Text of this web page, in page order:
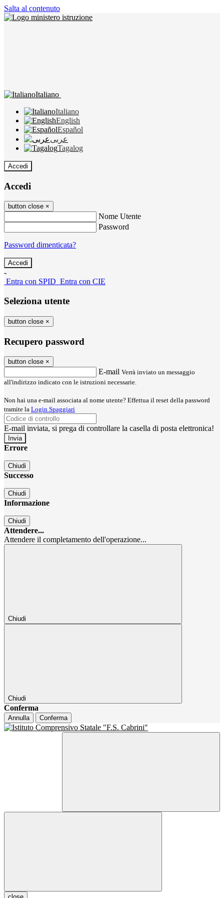
Salta al contenuto
Italiano
Italiano
English
Español
عربى
Tagalog
Accedi
Accedi
button close ×
Nome Utente
Password
Password dimenticata?
-
Entra con SPID Entra con CIE
Seleziona utente
button close ×
Recupero password
button close ×
E-mail Verrà inviato un messaggio
all'indirizzo indicato con le istruzioni necessarie.
Non hai una e-mail associata al nome utente? Effettua il reset della password
tramite la Login Spaggiari
E-mail inviata, si prega di controllare la casella di posta elettronica!
Errore
Chiudi
Successo
Chiudi
Informazione
Chiudi
Attendere...
Attendere il completamento dell'operazione...
Chiudi
Chiudi
Conferma
Annulla Conferma